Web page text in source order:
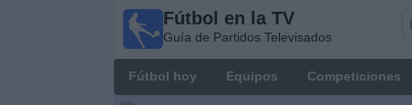
Fútbol en la TV
Guía de Partidos Televisados
Fútbol hoy Equipos Competiciones